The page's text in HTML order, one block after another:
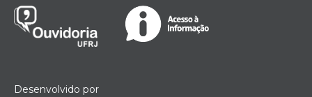
Desenvolvido por